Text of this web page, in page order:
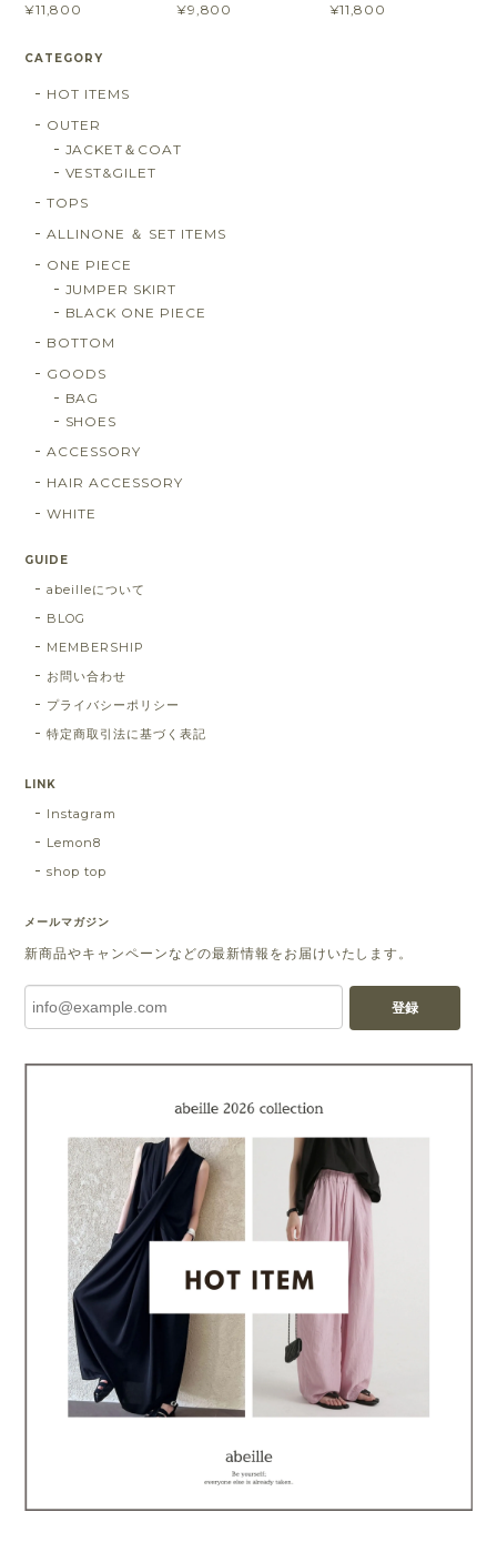
¥11,800
¥9,800
¥11,800
CATEGORY
HOT ITEMS
OUTER
JACKET＆COAT
VEST&GILET
TOPS
ALLINONE ＆ SET ITEMS
ONE PIECE
JUMPER SKIRT
BLACK ONE PIECE
BOTTOM
GOODS
BAG
SHOES
ACCESSORY
HAIR ACCESSORY
WHITE
GUIDE
abeilleについて
BLOG
MEMBERSHIP
お問い合わせ
プライバシーポリシー
特定商取引法に基づく表記
LINK
Instagram
Lemon8
shop top
メールマガジン
新商品やキャンペーンなどの最新情報をお届けいたします。
登録